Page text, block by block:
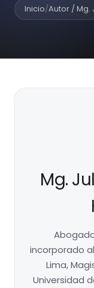
Inicio/Autor / Mg.
Mg.
incorporado
Lima,
Universidad